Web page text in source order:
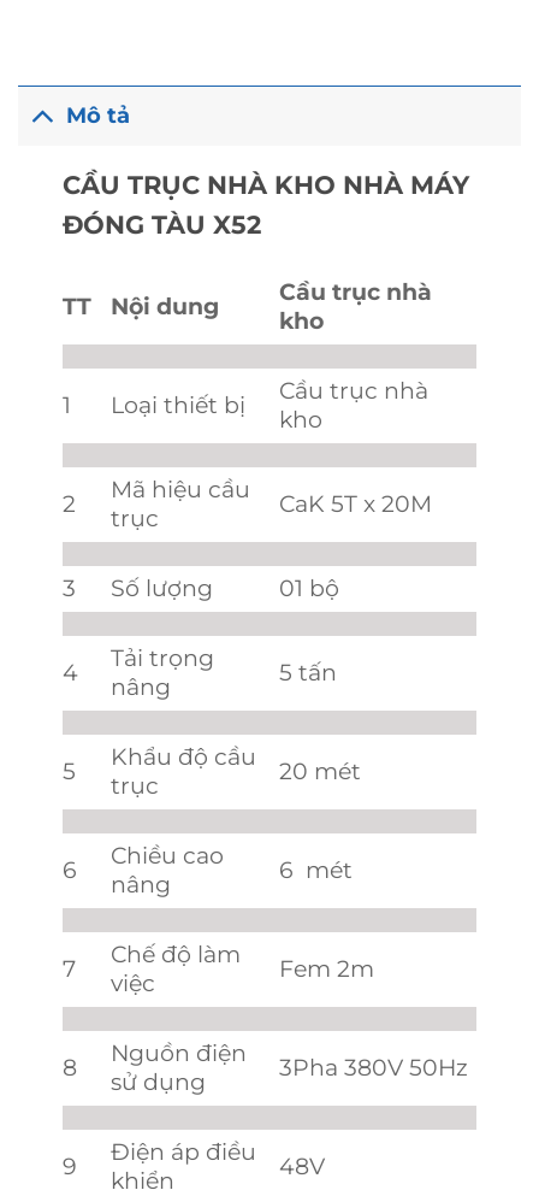
Mô tả
CẦU TRỤC NHÀ KHO NHÀ MÁY
ĐÓNG TÀU X52
TT Nội dung
Cầu trục nhà
kho
1 Loại thiết bị
Cầu trục nhà
kho
2
Mã hiệu cầu
trục
CaK 5T x 20M
3 Số lượng 01 bộ
4
Tải trọng
nâng
5 tấn
5
Khẩu độ cầu
trục
20 mét
6
Chiều cao
nâng
6 mét
7
Chế độ làm
việc
Fem 2m
8
Nguồn điện
sử dụng
3Pha 380V 50Hz
9
Điện áp điều
khiển
48V